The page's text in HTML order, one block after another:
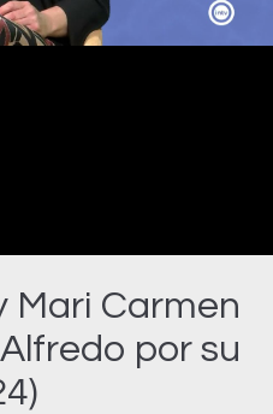
Mari Carmen
por su
Video